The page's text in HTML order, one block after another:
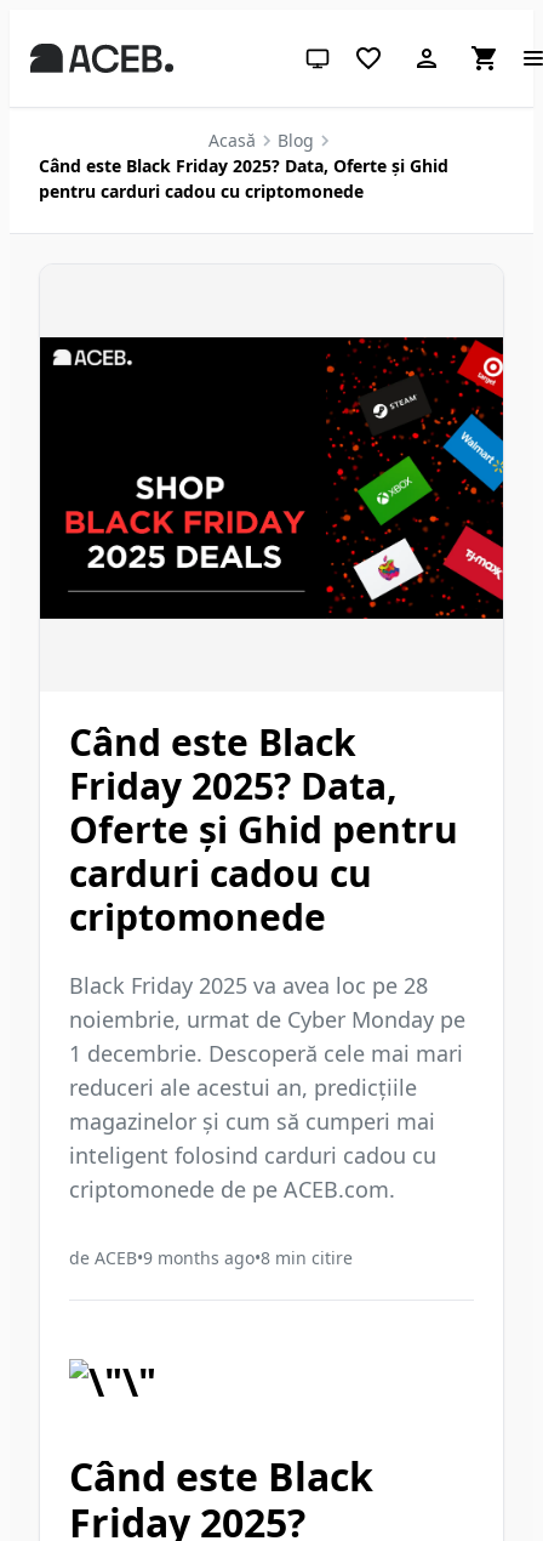
Temă sistem (apasă pentru
Acasă
Blog
Când este Black Friday 2025? Data, Oferte și Ghid
pentru carduri cadou cu criptomonede
Când este Black
Friday 2025? Data,
Oferte și Ghid pentru
carduri cadou cu
criptomonede
Black Friday 2025 va avea loc pe 28
noiembrie, urmat de Cyber Monday pe
1 decembrie. Descoperă cele mai mari
reduceri ale acestui an, predicțiile
magazinelor și cum să cumperi mai
inteligent folosind carduri cadou cu
criptomonede de pe ACEB.com.
de ACEB•9 months ago•8 min citire
Când este Black
Friday 2025?